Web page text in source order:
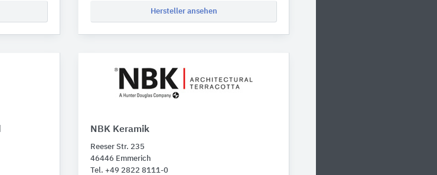
Hersteller ansehen
NBK Keramik
Reeser Str. 235
46446 Emmerich
Tel. +49 2822 8111-0